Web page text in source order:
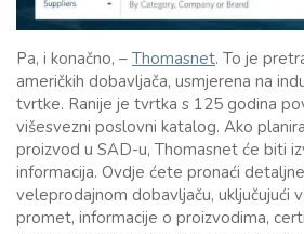
Pa, i konačno, – Thomasnet. To je
američkih dobavljača, usmjerena na
tvrtke. Ranije je tvrtka s 125 godina
višesvezni poslovni katalog. Ako
proizvod u SAD-u, Thomasnet će biti
informacija. Ovdje ćete pronaći
veleprodajnom dobavljaču, uključujući
promet, informacije o proizvodima,